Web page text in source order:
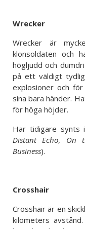
Wrecker
Wrecker är
klonsoldaten och
högljudd och
på ett väldigt
explosioner och
sina bara händer.
för höga höjder.
Har tidigare synts
Distant Echo, On
Business).
Crosshair
Crosshair är en
kilometers